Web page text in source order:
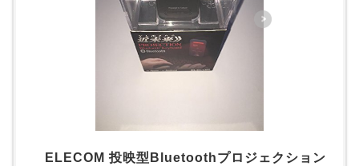
ELECOM 投映型Bluetoothプロジェクション